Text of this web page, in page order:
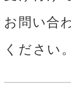
お問い合
ください。